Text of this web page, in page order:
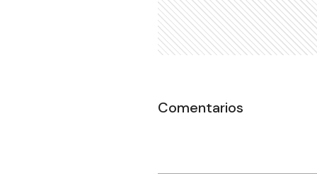
Comentarios